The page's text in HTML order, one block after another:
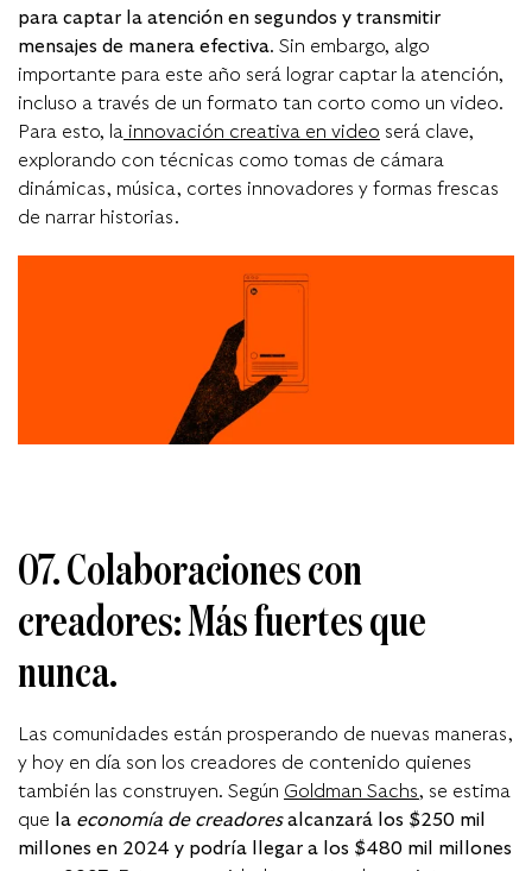
para captar la atención en segundos y transmitir
mensajes de manera efectiva. Sin embargo, algo
importante para este año será lograr captar la atención,
incluso a través de un formato tan corto como un video.
Para esto, la innovación creativa en video será clave,
explorando con técnicas como tomas de cámara
dinámicas, música, cortes innovadores y formas frescas
de narrar historias.
07. Colaboraciones con
creadores: Más fuertes que
nunca.
Las comunidades están prosperando de nuevas maneras,
y hoy en día son los creadores de contenido quienes
también las construyen. Según Goldman Sachs, se estima
que
la economía de creadoresalcanzará los $250 mil
millones en 2024 y podría llegar a los $480 mil millones